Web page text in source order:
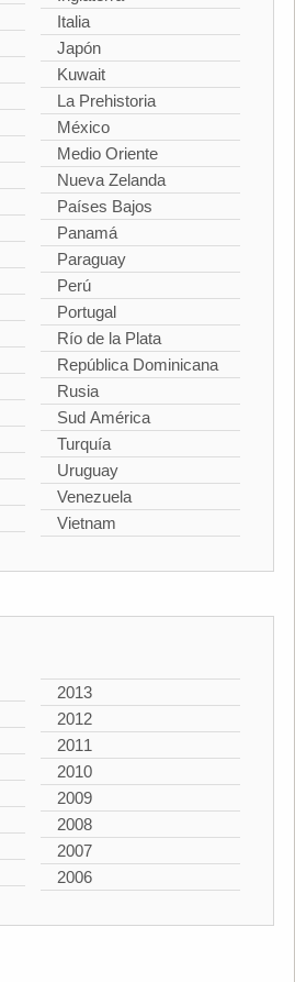
Italia
Japón
Kuwait
La Prehistoria
México
Medio Oriente
Nueva Zelanda
Países Bajos
Panamá
Paraguay
Perú
Portugal
Río de la Plata
República Dominicana
Rusia
Sud América
Turquía
Uruguay
Venezuela
Vietnam
2013
2012
2011
2010
2009
2008
2007
2006